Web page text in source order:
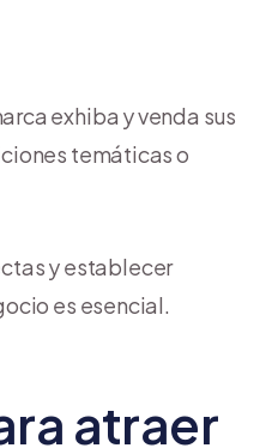
exhiba y venda sus
temáticas o
y establecer
es esencial.
atraer